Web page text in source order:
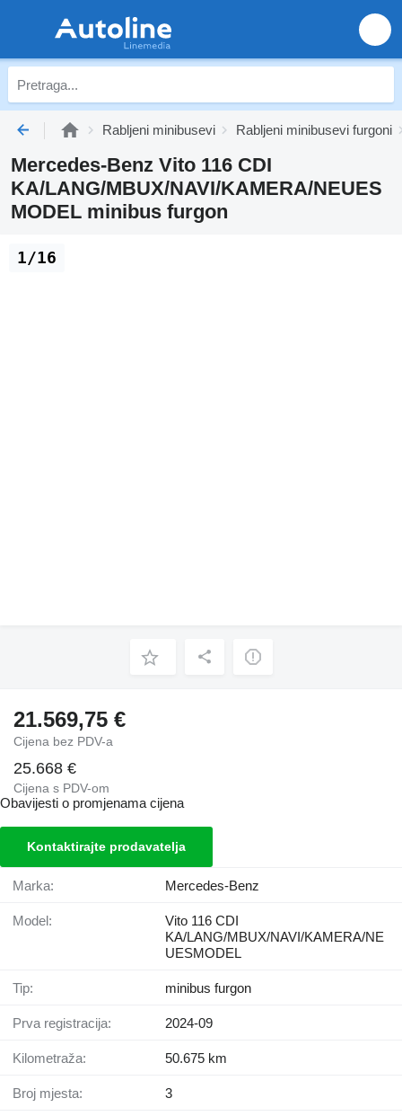
Rabljeni minibusevi Rabljeni minibusevi furgoni
Mercedes-Benz Vito 116 CDI
KA/LANG/MBUX/NAVI/KAMERA/NEUES
MODEL minibus furgon
1/16
21.569,75 €
Cijena bez PDV-a
25.668 €
Cijena s PDV-om
Obavijesti o promjenama cijena
Kontaktirajte prodavatelja
Marka: Mercedes-Benz
Model:
Vito 116 CDI
KA/LANG/MBUX/NAVI/KAMERA/NE
UESMODEL
Tip: minibus furgon
Prva registracija: 2024-09
Kilometraža: 50.675 km
Broj mjesta: 3